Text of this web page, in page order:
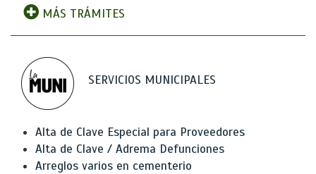
MÁS TRÁMITES
SERVICIOS MUNICIPALES
Alta de Clave Especial para Proveedores
Alta de Clave / Adrema Defunciones
Arreglos varios en cementerio